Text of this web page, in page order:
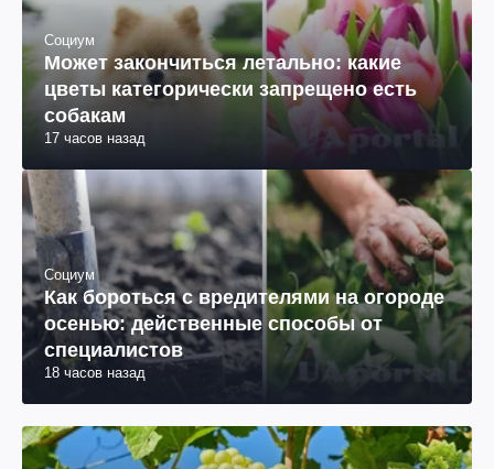
Социум
Может закончиться летально: какие
цветы категорически запрещено есть
собакам
17 часов назад
Социум
Как бороться с вредителями на огороде
осенью: действенные способы от
специалистов
18 часов назад